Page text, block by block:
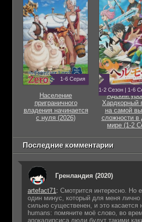
1-6 Серия
Население
приграничного
владения начинается
с нуля (2026)
1-2 Сезон | 1-6
Адский
Хардкорный
на самой
сложности в
мире (1-2
Последние комментарии
Гренландия (2020)
artefact71: Смотрится интересно. Но
один минус, который для меня лично
сильно существенен, и это касается
humans: помяните моё слово, во
апокалипсиса люди будут такими